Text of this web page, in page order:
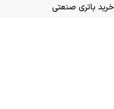
خرید باتری صنعتی